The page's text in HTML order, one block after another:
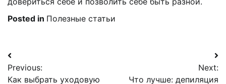
Posted in Полезные статьи
Навигация
по
Previous:
Как выбрать уходовую
Next:
Что лучше: депиляция